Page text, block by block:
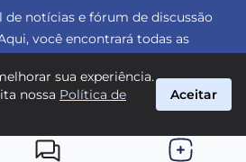
de notícias e fórum de discussão
você encontrará todas as
Junte-se a nós e faça parte
celeste! #Cruzeiro #RaposaAzul
sua experiência.
nossa Política de
Aceitar